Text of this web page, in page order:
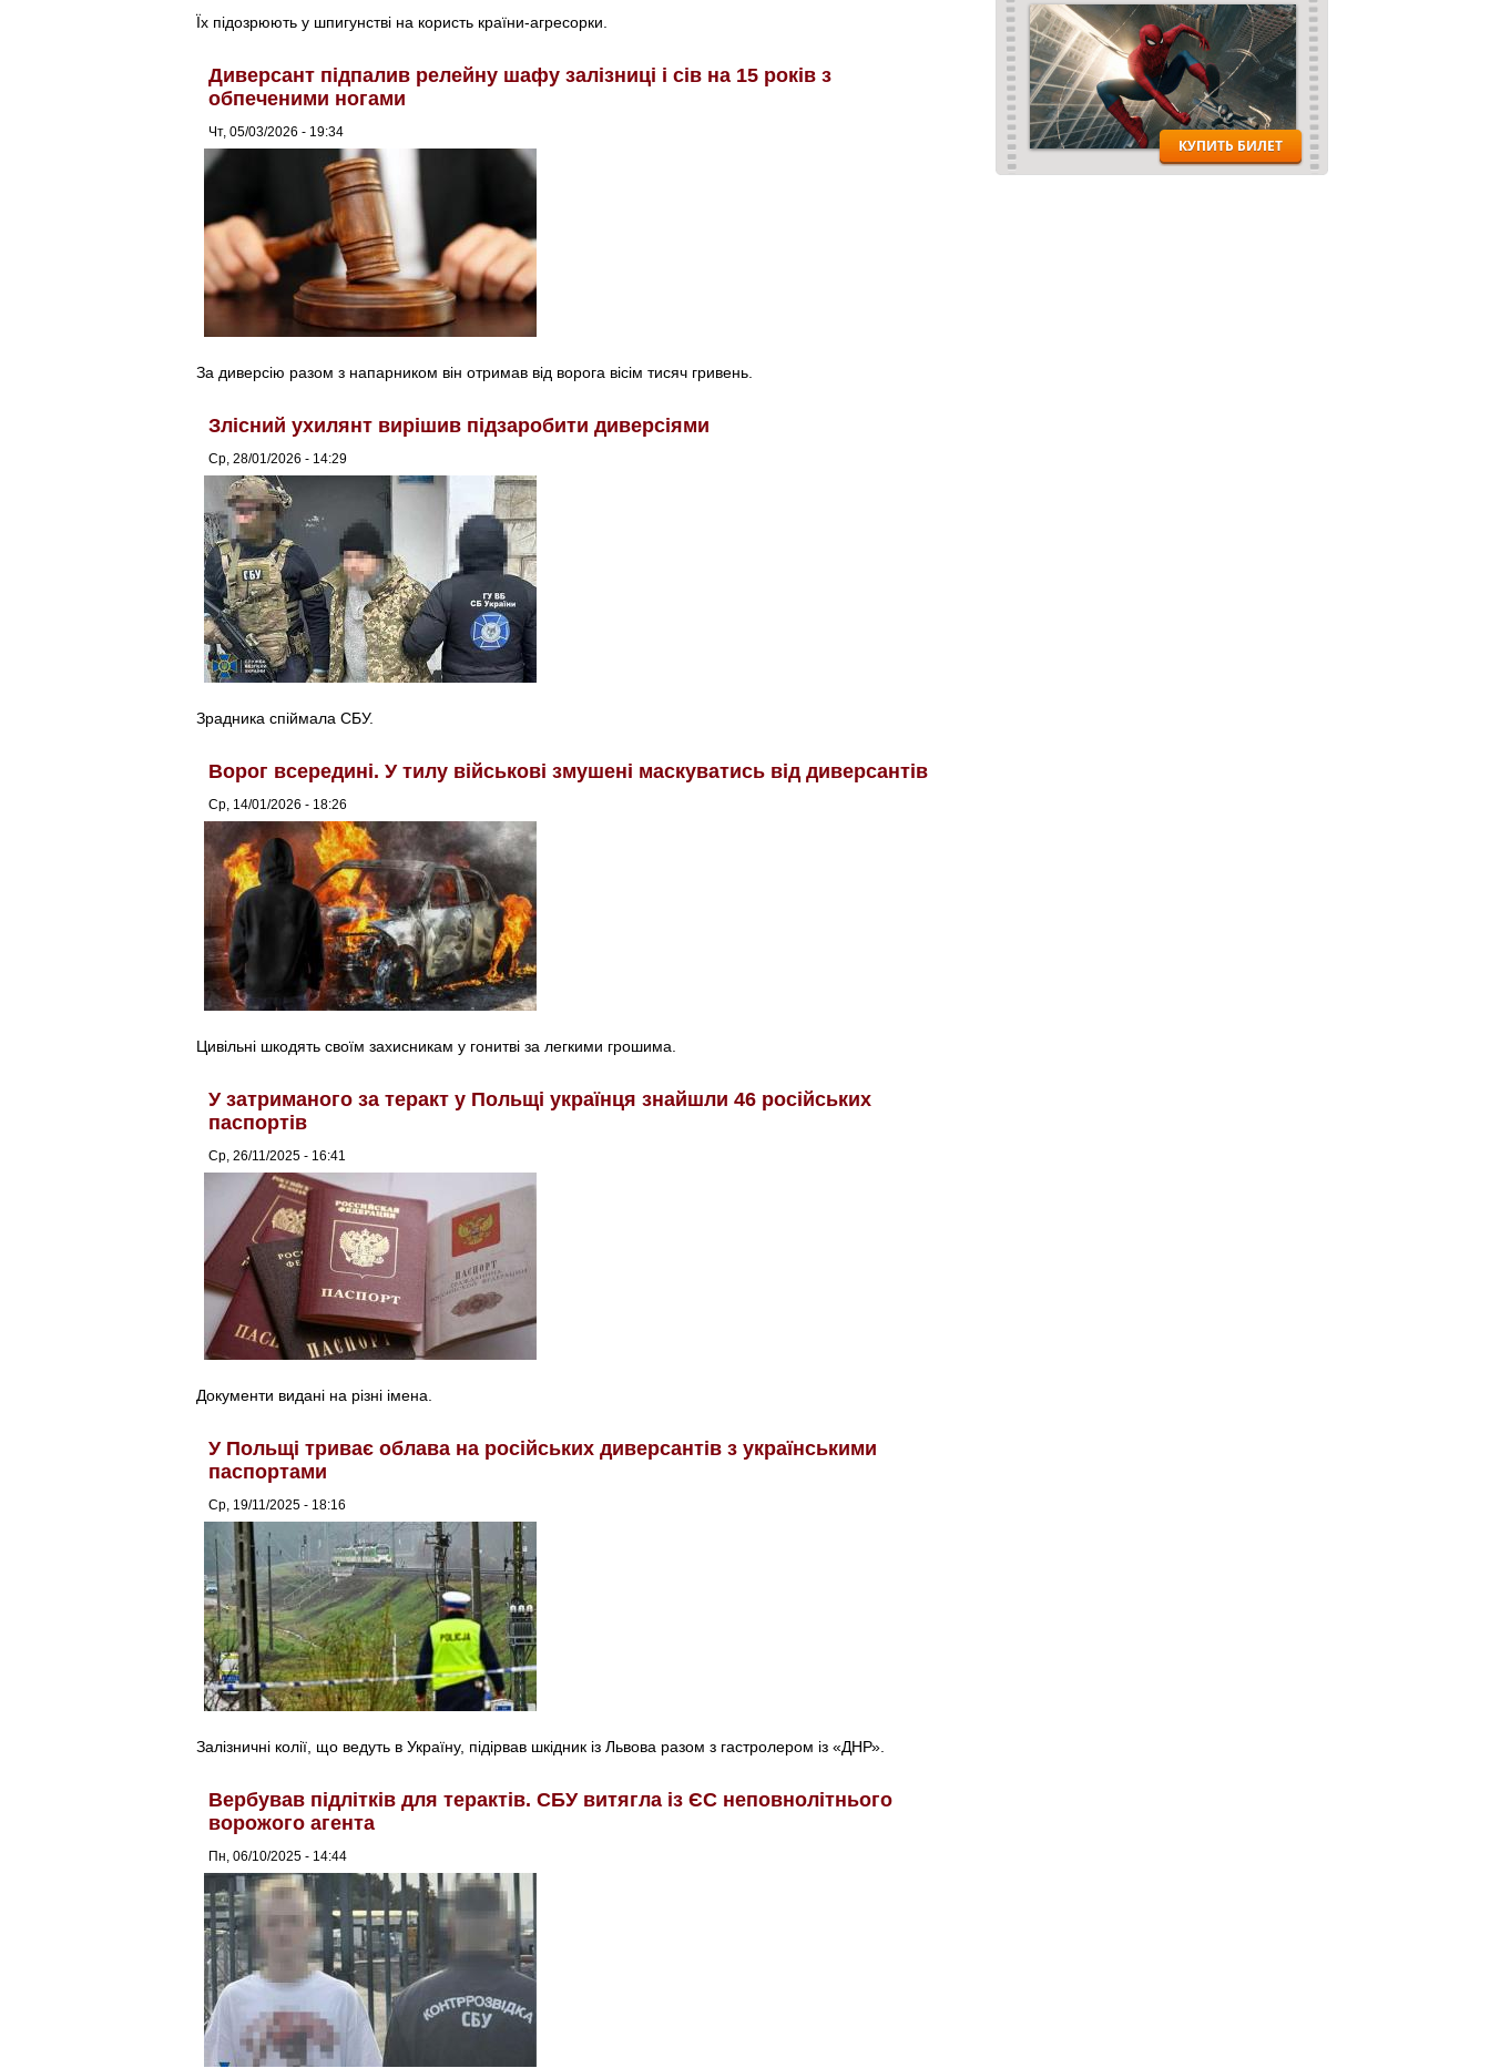
Їх підозрюють у шпигунстві на користь країни-агресорки.
Диверсант підпалив релейну шафу залізниці і сів на 15 років з
обпеченими ногами
Чт, 05/03/2026 - 19:34
За диверсію разом з напарником він отримав від ворога вісім тисяч гривень.
Злісний ухилянт вирішив підзаробити диверсіями
Ср, 28/01/2026 - 14:29
Зрадника спіймала СБУ.
Ворог всередині. У тилу військові змушені маскуватись від диверсантів
Ср, 14/01/2026 - 18:26
Цивільні шкодять своїм захисникам у гонитві за легкими грошима.
У затриманого за теракт у Польщі українця знайшли 46 російських
паспортів
Ср, 26/11/2025 - 16:41
Документи видані на різні імена.
У Польщі триває облава на російських диверсантів з українськими
паспортами
Ср, 19/11/2025 - 18:16
Залізничні колії, що ведуть в Україну, підірвав шкідник із Львова разом з гастролером із «ДНР».
Вербував підлітків для терактів. СБУ витягла із ЄС неповнолітнього
ворожого агента
Пн, 06/10/2025 - 14:44